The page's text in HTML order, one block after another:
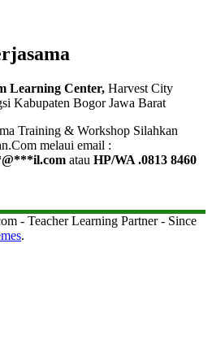
Learning Center, Harvest City
Kabupaten Bogor Jawa Barat
Training & Workshop Silahkan
melaui email :
@***il.com atau HP/WA .0813 8460
- Teacher Learning Partner - Since
.